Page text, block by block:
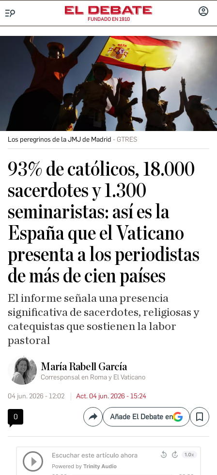
FUNDADO EN 1910
Los peregrinos de la JMJ de Madrid GTRES
93% de católicos, 18.000
sacerdotes y 1.300
seminaristas: así es la
España que el Vaticano
presenta a los periodistas
de más de cien países
El informe señala una presencia
significativa de sacerdotes, religiosas y
catequistas que sostienen la labor
pastoral
María Rabell García
Corresponsal en Roma y El Vaticano
04 jun. 2026 - 12:02 Act. 04 jun. 2026 - 15:24
0 CompartirAñade El Debate en Save